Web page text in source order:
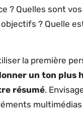
? Quelles sont
? Quelle
la première
un ton plus
résumé.